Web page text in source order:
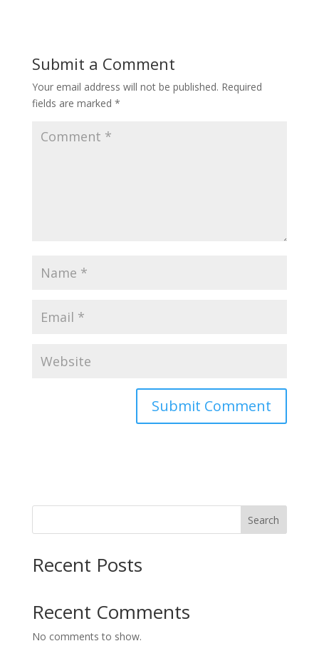
Submit a Comment
Your email address will not be published. Required
fields are marked *
Search
Recent Posts
Recent Comments
No comments to show.